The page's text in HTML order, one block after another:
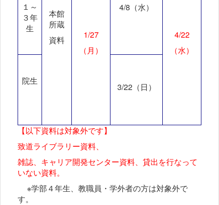
１～
３年
生
本館
所蔵
資料
1/27
（月）
4/8 （水）
4/22
（水）
院生
3/22（日）
【以下資料は対象外です】
致道ライブラリー資料、
雑誌、キャリア開発センター資料、貸出を行なって
いない資料。
※学部４年生、教職員・学外者の方は対象外で
す。